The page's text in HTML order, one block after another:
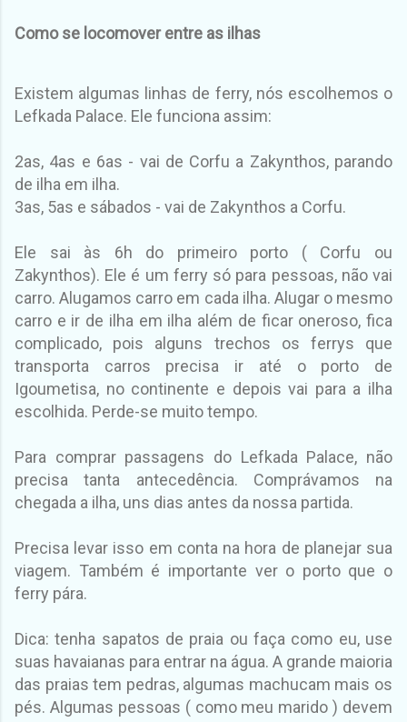
Como se locomover entre as ilhas
Existem algumas linhas de ferry, nós escolhemos o
Lefkada Palace. Ele funciona assim:
2as, 4as e 6as - vai de Corfu a Zakynthos, parando
de ilha em ilha.
3as, 5as e sábados - vai de Zakynthos a Corfu.
Ele sai às 6h do primeiro porto ( Corfu ou
Zakynthos). Ele é um ferry só para pessoas, não vai
carro. Alugamos carro em cada ilha. Alugar o mesmo
carro e ir de ilha em ilha além de ficar oneroso, fica
complicado, pois alguns trechos os ferrys que
transporta carros precisa ir até o porto de
Igoumetisa, no continente e depois vai para a ilha
escolhida. Perde-se muito tempo.
Para comprar passagens do Lefkada Palace, não
precisa tanta antecedência. Comprávamos na
chegada a ilha, uns dias antes da nossa partida.
Precisa levar isso em conta na hora de planejar sua
viagem. Também é importante ver o porto que o
ferry pára.
Dica: tenha sapatos de praia ou faça como eu, use
suas havaianas para entrar na água. A grande maioria
das praias tem pedras, algumas machucam mais os
pés. Algumas pessoas ( como meu marido ) devem